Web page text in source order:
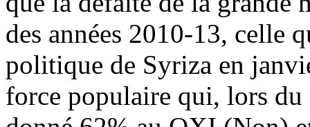
des années 2010-13, celle
politique de Syriza en
force populaire qui, lors du